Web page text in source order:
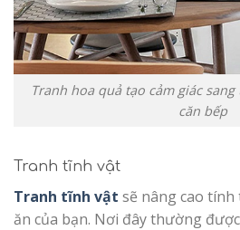
Tranh hoa quả tạo cảm giác
căn bếp
Tranh tĩnh vật
Tranh tĩnh vật sẽ nâng cao
ăn của bạn. Nơi đây thường